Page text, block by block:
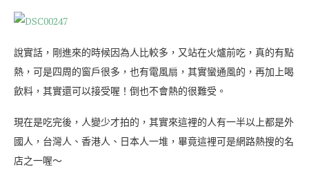
說實話，剛進來的時候因為人比較多，又站在火爐前吃，真的有點
熱，可是四周的窗戶很多，也有電風扇，其實蠻通風的，再加上喝
飲料，其實還可以接受喔！倒也不會熱的很難受。
現在是吃完後，人變少才拍的，其實來這裡的人有一半以上都是外
國人，台灣人、香港人、日本人一堆，畢竟這裡可是網路熱搜的名
店之一喔～